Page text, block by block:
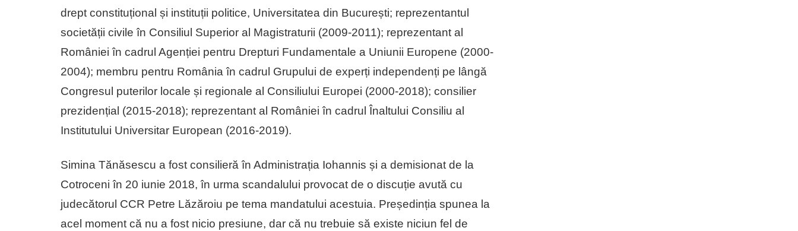
drept constituțional și instituții politice, Universitatea din București; reprezentantul
societății civile în Consiliul Superior al Magistraturii (2009-2011); reprezentant al
României în cadrul Agenției pentru Drepturi Fundamentale a Uniunii Europene (2000-
2004); membru pentru România în cadrul Grupului de experți independenți pe lângă
Congresul puterilor locale și regionale al Consiliului Europei (2000-2018); consilier
prezidențial (2015-2018); reprezentant al României în cadrul Înaltului Consiliu al
Institutului Universitar European (2016-2019).
Simina Tănăsescu a fost consilieră în Administrația Iohannis și a demisionat de la
Cotroceni în 20 iunie 2018, în urma scandalului provocat de o discuție avută cu
judecătorul CCR Petre Lăzăroiu pe tema mandatului acestuia. Președinția spunea la
acel moment că nu a fost nicio presiune, dar că nu trebuie să existe niciun fel de